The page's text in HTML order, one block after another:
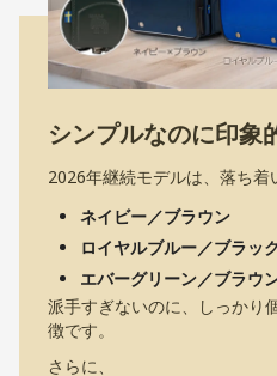
シンプルなのに印象
2026年継続モデルは、落ち着
ネイビー／ブラウン
ロイヤルブルー／ブラック
エバーグリーン／ブラウ
派手すぎないのに、しっかり
徴です。
さらに、